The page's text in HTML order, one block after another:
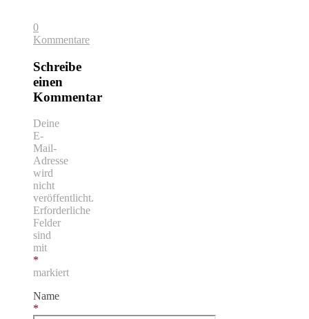
0
Kommentare
Schreibe
einen
Kommentar
Deine
E-
Mail-
Adresse
wird
nicht
veröffentlicht.
Erforderliche
Felder
sind
mit
*
markiert
Name
*